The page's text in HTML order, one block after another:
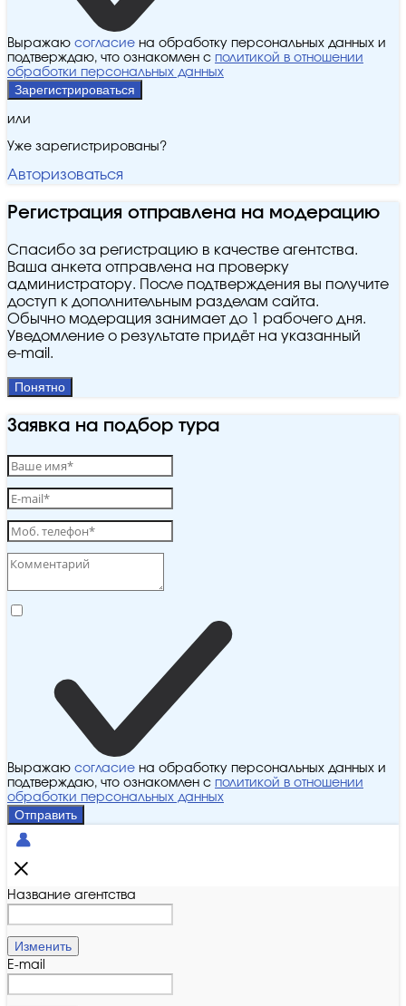
Выражаю согласие на обработку персональных данных и
подтверждаю, что ознакомлен с политикой в отношении
обработки персональных данных
Зарегистрироваться
или
Уже зарегистрированы?
Авторизоваться
Регистрация отправлена на модерацию
Спасибо за регистрацию в качестве агентства.
Ваша анкета отправлена на проверку
администратору. После подтверждения вы получите
доступ к дополнительным разделам сайта.
Обычно модерация занимает до 1 рабочего дня.
Уведомление о результате придёт на указанный
e‑mail.
Понятно
Заявка на подбор тура
Выражаю согласие на обработку персональных данных и
подтверждаю, что ознакомлен с политикой в отношении
обработки персональных данных
Отправить
Название агентства
Изменить
E-mail